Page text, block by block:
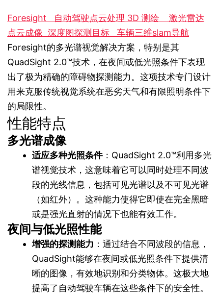
Foresight 自动驾驶点云处理 3D 测绘
激光雷达
点云成像 深度图探测目标
车辆三维slam导航
Foresight的多光谱视觉解决方案，特别是其
QuadSight 2.0™技术，在夜间或低光照条件下表现
出了极为精确的障碍物探测能力。这项技术专门设计
用来克服传统视觉系统在恶劣天气和有限照明条件下
的局限性。
性能特点
多光谱成像
适应多种光照条件：QuadSight 2.0™利用多光
谱视觉技术，这意味着它可以同时处理不同波
段的光线信息，包括可见光谱以及不可见光谱
（如红外）。这种能力使得它即使在完全黑暗
或是强光直射的情况下也能有效工作。
夜间与低光照性能
增强的探测能力 ：通过结合不同波段的信息，
QuadSight能够在夜间或低光照条件下提供清
晰的图像，有效地识别和分类物体。这极大地
提高了自动驾驶车辆在这些条件下的安全性。